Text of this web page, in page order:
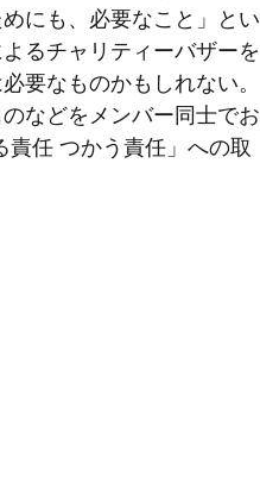
にも、必要なこと」とい
るチャリティーバザーを
要なものかもしれない。
などをメンバー同士でお
責任 つかう責任」への取